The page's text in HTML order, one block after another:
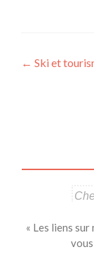
← Ski et
« Les liens